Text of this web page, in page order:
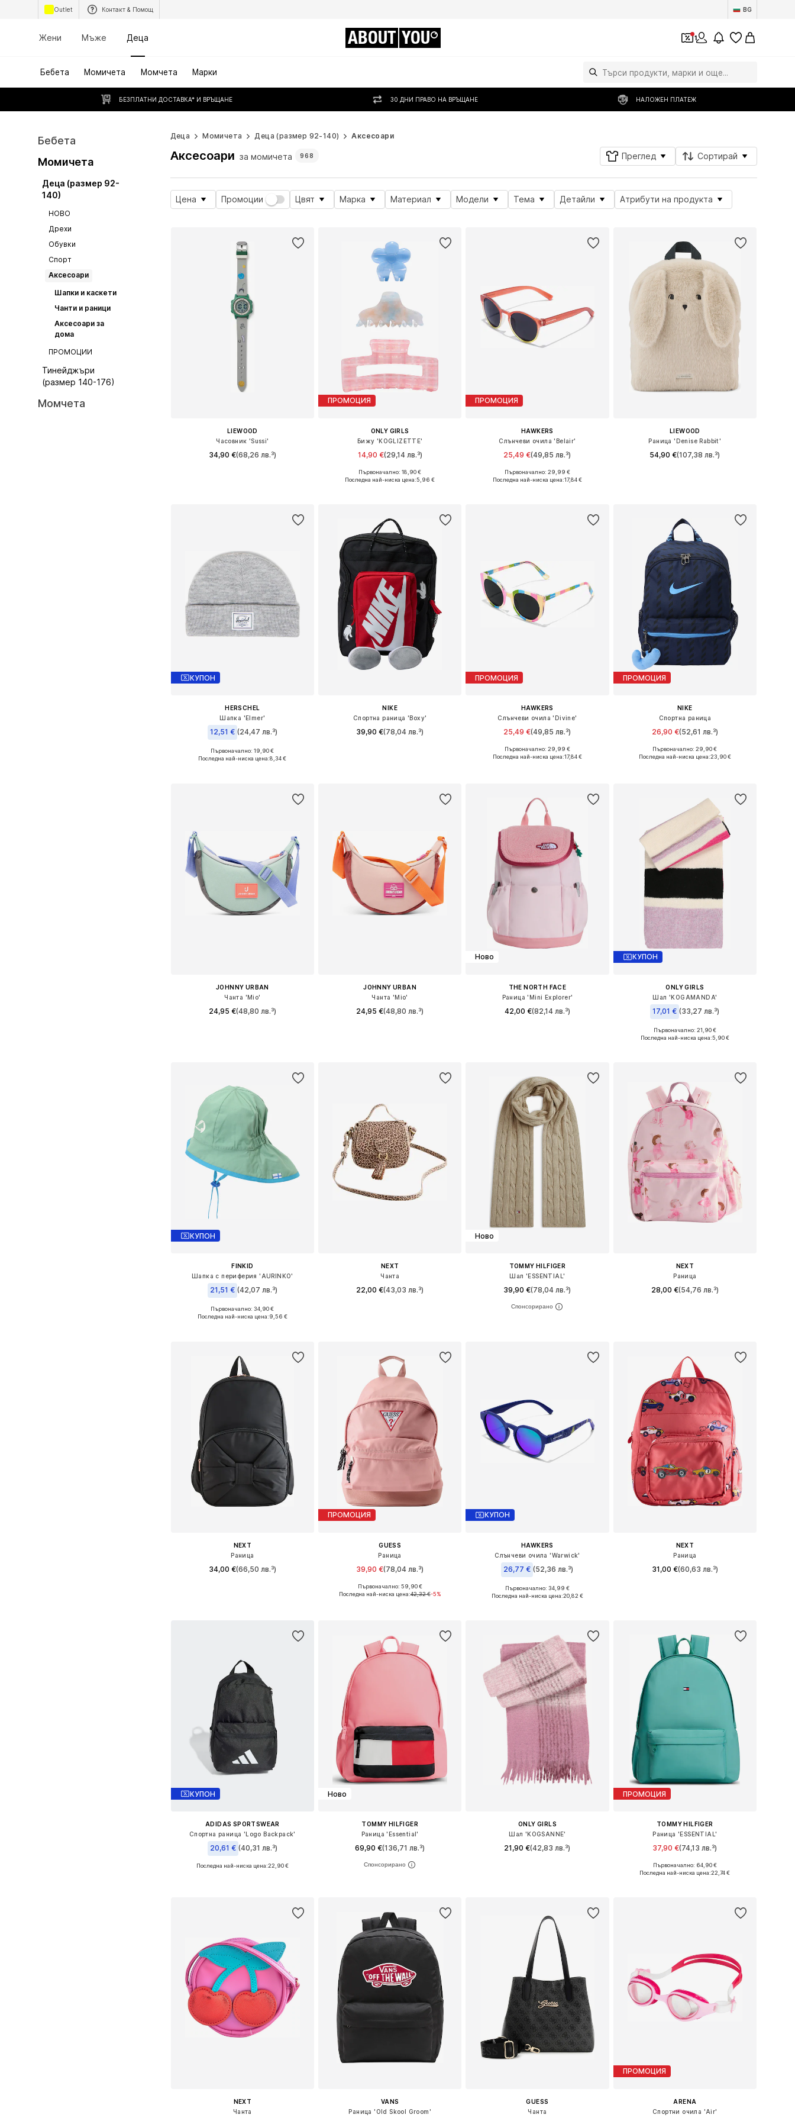
Outlet Контакт & Помощ BG
Жени Мъже Деца ABOUT YOU 1
Бебета Момичета Момчета Марки
БЕЗПЛАТНИ ДОСТАВКА* И ВРЪЩАНЕ 30 ДНИ ПРАВО НА ВРЪЩАНЕ НАЛОЖЕН ПЛАТЕЖ
Бебета
Момичета
Деца (размер 92-
140)
НОВО
Дрехи
Обувки
Спорт
Аксесоари
Шапки и каскети
Чанти и раници
Аксесоари за
дома
ПРОМОЦИИ
Тинейджъри
(размер 140-176)
Момчета
Деца Момичета Деца (размер 92-140) Аксесоари
Аксесоари за момичета 968 Преглед Сортирай
Цена Промоции Цвят Марка Материал Модели Тема Детайли Атрибути на продукта
LIEWOOD
Часовник 'Sussi'
34,90 €(68,26 лв.³)
ПРОМОЦИЯ
ONLY GIRLS
Бижу 'KOGLIZETTE'
14,90 €(29,14 лв.³)
Налични размери: One Size
Първоначално: 18,90 €
Последна най-ниска цена:5,96 €
ПРОМОЦИЯ
HAWKERS
Слънчеви очила 'Belair'
25,49 €(49,85 лв.³)
Налични размери: Onesize
Първоначално: 29,99 €
Последна най-ниска цена:17,84 €
LIEWOOD
Раница 'Denise Rabbit'
54,90 €(107,38 лв.³)
КУПОН
HERSCHEL
Шапка 'Elmer'
12,51 € (24,47 лв.³)
Налични размери: 48-54
Първоначално: 19,90 €
Последна най-ниска цена:8,34 €
NIKE
Спортна раница 'Boxy'
39,90 €(78,04 лв.³)
ПРОМОЦИЯ
HAWKERS
Слънчеви очила 'Divine'
25,49 €(49,85 лв.³)
Налични размери: Onesize
Първоначално: 29,99 €
Последна най-ниска цена:17,84 €
ПРОМОЦИЯ
NIKE
Спортна раница
26,90 €(52,61 лв.³)
Налични размери: One Size
Първоначално: 29,90 €
Последна най-ниска цена:23,90 €
JOHNNY URBAN
Чанта 'Mio'
24,95 €(48,80 лв.³)
JOHNNY URBAN
Чанта 'Mio'
24,95 €(48,80 лв.³)
Ново
THE NORTH FACE
Раница 'Mini Explorer'
42,00 €(82,14 лв.³)
КУПОН
ONLY GIRLS
Шал 'KOGAMANDA'
17,01 € (33,27 лв.³)
Налични размери: One Size
Първоначално: 21,90 €
Последна най-ниска цена:5,90 €
КУПОН
FINKID
Шапка с периферия 'AURINKO'
21,51 € (42,07 лв.³)
Налични размери: 50-52, 52-54
Първоначално: 34,90 €
Последна най-ниска цена:9,56 €
NEXT
Чанта
22,00 €(43,03 лв.³)
Ново
TOMMY HILFIGER
Шал 'ESSENTIAL'
39,90 €(78,04 лв.³)
Налични размери: One Size
NEXT
Раница
28,00 €(54,76 лв.³)
NEXT
Раница
34,00 €(66,50 лв.³)
ПРОМОЦИЯ
GUESS
Раница
39,90 €(78,04 лв.³)
Налични размери: One Size
Първоначално: 59,90 €
Последна най-ниска цена:42,32 €-5%
КУПОН
HAWKERS
Слънчеви очила 'Warwick'
26,77 € (52,36 лв.³)
Налични размери: Onesize
Първоначално: 34,99 €
Последна най-ниска цена:20,82 €
NEXT
Раница
31,00 €(60,63 лв.³)
КУПОН
ADIDAS SPORTSWEAR
Спортна раница 'Logo Backpack'
20,61 € (40,31 лв.³)
Налични размери: One Size
Последна най-ниска цена:22,90 €
Ново
TOMMY HILFIGER
Раница 'Essential'
69,90 €(136,71 лв.³)
Налични размери: One Size
ONLY GIRLS
Шал 'KOGSANNE'
21,90 €(42,83 лв.³)
ПРОМОЦИЯ
TOMMY HILFIGER
Раница 'ESSENTIAL'
37,90 €(74,13 лв.³)
Налични размери: One Size
Първоначално: 64,90 €
Последна най-ниска цена:22,74 €
NEXT
Чанта
VANS
Раница 'Old Skool Groom'
GUESS
Чанта
ПРОМОЦИЯ
ARENA
Спортни очила 'Air'